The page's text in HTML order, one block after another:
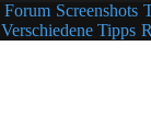
Forum Screenshots
Verschiedene Tipps